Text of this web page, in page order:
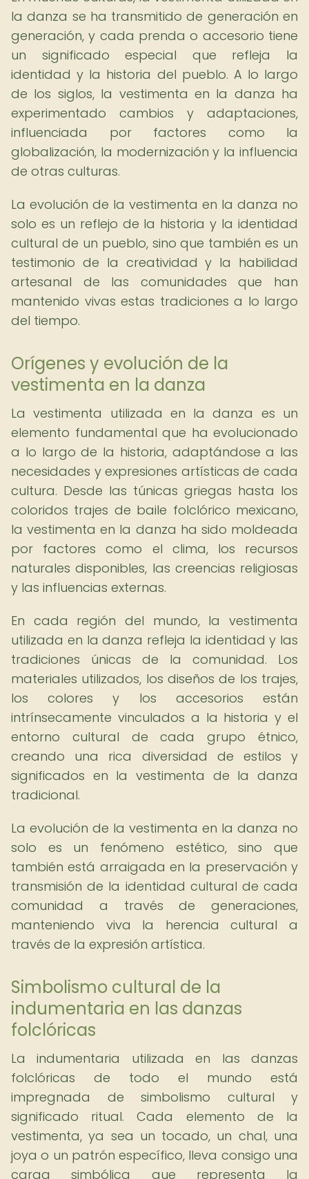
la danza se ha transmitido de generación en
generación, y cada prenda o accesorio tiene
un significado especial que refleja la
identidad y la historia del pueblo. A lo largo
de los siglos, la vestimenta en la danza ha
experimentado cambios y adaptaciones,
influenciada por factores como la
globalización, la modernización y la influencia
de otras culturas.
La evolución de la vestimenta en la danza no
solo es un reflejo de la historia y la identidad
cultural de un pueblo, sino que también es un
testimonio de la creatividad y la habilidad
artesanal de las comunidades que han
mantenido vivas estas tradiciones a lo largo
del tiempo.
Orígenes y evolución de la
vestimenta en la danza
La vestimenta utilizada en la danza es un
elemento fundamental que ha evolucionado
a lo largo de la historia, adaptándose a las
necesidades y expresiones artísticas de cada
cultura. Desde las túnicas griegas hasta los
coloridos trajes de baile folclórico mexicano,
la vestimenta en la danza ha sido moldeada
por factores como el clima, los recursos
naturales disponibles, las creencias religiosas
y las influencias externas.
En cada región del mundo, la vestimenta
utilizada en la danza refleja la identidad y las
tradiciones únicas de la comunidad. Los
materiales utilizados, los diseños de los trajes,
los colores y los accesorios están
intrínsecamente vinculados a la historia y el
entorno cultural de cada grupo étnico,
creando una rica diversidad de estilos y
significados en la vestimenta de la danza
tradicional.
La evolución de la vestimenta en la danza no
solo es un fenómeno estético, sino que
también está arraigada en la preservación y
transmisión de la identidad cultural de cada
comunidad a través de generaciones,
manteniendo viva la herencia cultural a
través de la expresión artística.
Simbolismo cultural de la
indumentaria en las danzas
folclóricas
La indumentaria utilizada en las danzas
folclóricas de todo el mundo está
impregnada de simbolismo cultural y
significado ritual. Cada elemento de la
vestimenta, ya sea un tocado, un chal, una
joya o un patrón específico, lleva consigo una
carga simbólica que representa la